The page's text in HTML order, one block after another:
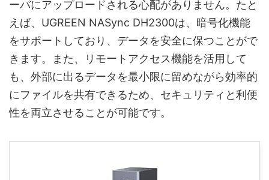
ーバにアップロードされる心配がありません。たと
えば、UGREEN NASync DH2300は、暗号化機能
をサポートしており、データを安全に保つことがで
きます。また、リモートアクセス機能を活用して
も、外部に出るデータを最小限に留めながら効率的
にファイルを共有できるため、セキュリティと利便
性を両立させることが可能です。